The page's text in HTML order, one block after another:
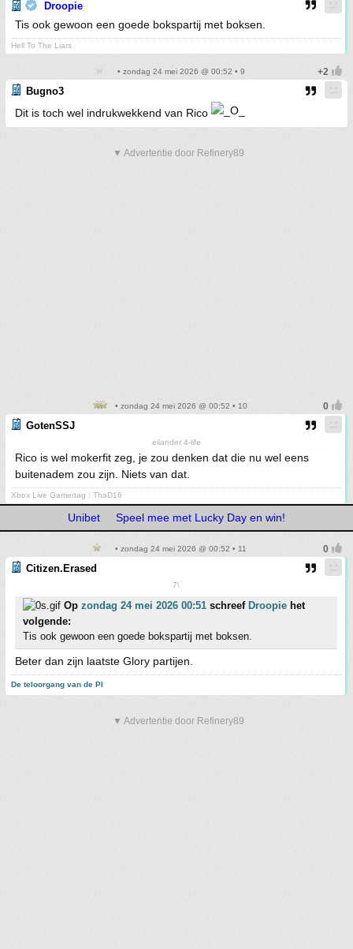
Droopie
Tis ook gewoon een goede bokspartij met boksen.
Hell To The Liars
• zondag 24 mei 2026 @ 00:52 • 9
Bugno3
Dit is toch wel indrukwekkend van Rico
▼ Advertentie door Refinery89
• zondag 24 mei 2026 @ 00:52 • 10
GotenSSJ
eilander 4-life
Rico is wel mokerfit zeg, je zou denken dat die nu wel eens
buitenadem zou zijn. Niets van dat.
Xbox Live Gamertag : ThaD16
Unibet Speel mee met Lucky Day en win!
• zondag 24 mei 2026 @ 00:52 • 11
Citizen.Erased
7\
Op zondag 24 mei 2026 00:51 schreef Droopie het
volgende:
Tis ook gewoon een goede bokspartij met boksen.
Beter dan zijn laatste Glory partijen.
De teloorgang van de PI
▼ Advertentie door Refinery89